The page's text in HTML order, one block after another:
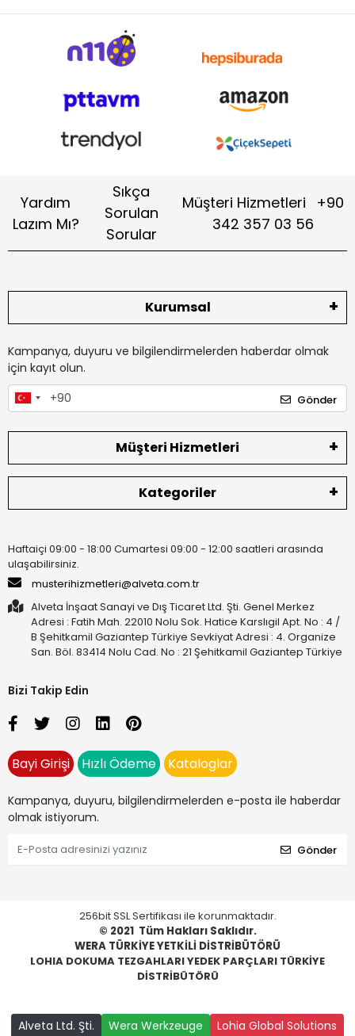
Yardım
Lazım Mı?
Sıkça
Sorulan
Sorular
Müşteri Hizmetleri
+90
342 357 03 56
Kurumsal
Kampanya, duyuru ve bilgilendirmelerden haberdar olmak
için kayıt olun.
Gönder
Müşteri Hizmetleri
Kategoriler
Haftaiçi 09:00 - 18:00 Cumartesi 09:00 - 12:00 saatleri arasında
ulaşabilirsiniz.
musterihizmetleri@alveta.com.tr
Alveta İnşaat Sanayi ve Dış Ticaret Ltd. Şti. Genel Merkez
Adresi : Fatih Mah. 22010 Nolu Sok. Hatice Karslıgil Apt. No : 4 /
B Şehitkamil Gaziantep Türkiye Sevkiyat Adresi : 4. Organize
San. Böl. 83414 Nolu Cad. No : 21 Şehitkamil Gaziantep Türkiye
Bizi Takip Edin
Bayi Girişi Hızlı Ödeme Kataloglar
Kampanya, duyuru, bilgilendirmelerden e-posta ile haberdar
olmak istiyorum.
Gönder
256bit SSL Sertifikası ile korunmaktadır.
© 2021 Tüm Hakları Saklıdır.
WERA TÜRKİYE YETKİLİ DİSTRİBÜTÖRÜ
LOHIA DOKUMA TEZGAHLARI YEDEK PARÇLARI TÜRKİYE
DİSTRİBÜTÖRÜ
Alveta Ltd. Şti. Wera Werkzeuge Lohia Global Solutions